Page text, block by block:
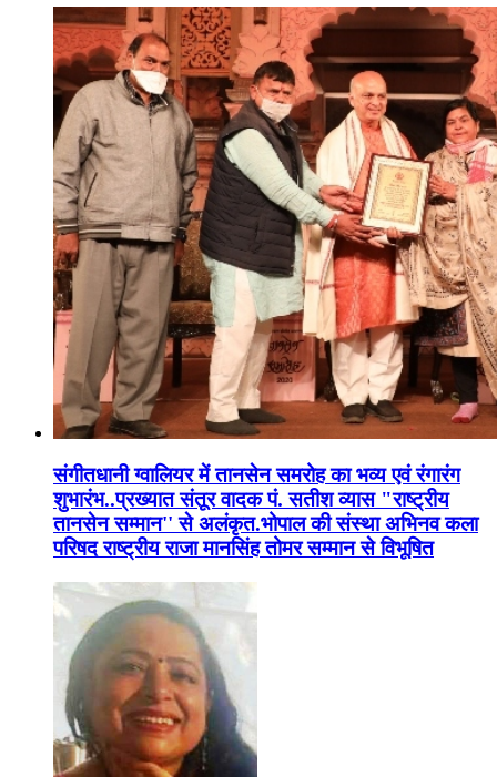
संगीतधानी ग्वालियर में तानसेन समरोह का भव्य एवं रंगारंग
शुभारंभ..प्रख्यात संतूर वादक पं. सतीश व्यास "राष्ट्रीय
तानसेन सम्मान'' से अलंकृत.भोपाल की संस्था अभिनव कला
परिषद राष्ट्रीय राजा मानसिंह तोमर सम्मान से विभूषित